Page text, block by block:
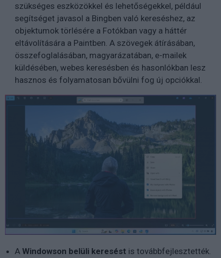
szükséges eszközökkel és lehetőségekkel, például
segítséget javasol a Bingben való kereséshez, az
objektumok törlésére a Fotókban vagy a háttér
eltávolítására a Paintben. A szövegek átírásában,
összefoglalásában, magyarázatában, e-mailek
küldésében, webes keresésben és hasonlókban lesz
hasznos és folyamatosan bővülni fog új opciókkal.
A Windowson belüli keresést is továbbfejlesztették.